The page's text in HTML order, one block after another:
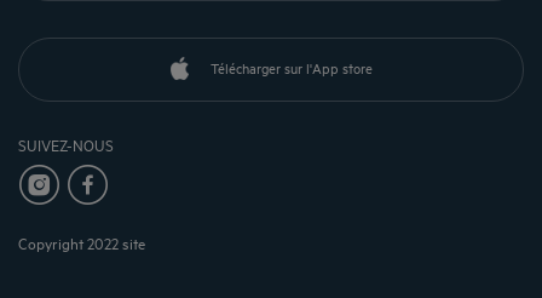
Télécharger sur l'App store
SUIVEZ-NOUS
Copyright 2022 site